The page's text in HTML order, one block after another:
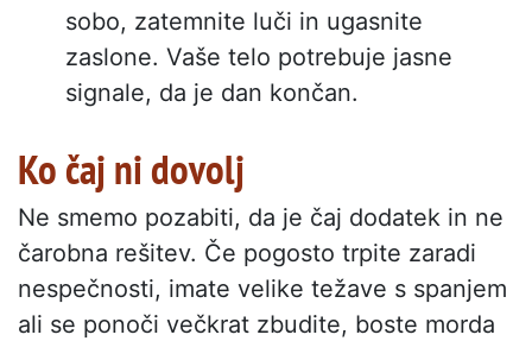
sobo, zatemnite luči in ugasnite
zaslone. Vaše telo potrebuje jasne
signale, da je dan končan.
Ko čaj ni dovolj
Ne smemo pozabiti, da je čaj dodatek in ne
čarobna rešitev. Če pogosto trpite zaradi
nespečnosti, imate velike težave s spanjem
ali se ponoči večkrat zbudite, boste morda